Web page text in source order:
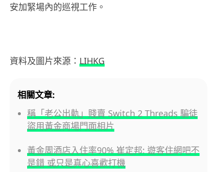
安加緊場內的巡視工作。
資料及圖片來源： LIHKG
相關文章:
稱「老公出軌」賤賣 Switch 2 Threads 騙徒
盜用黃金商場門面相片
黃金周酒店入住率90% 崔定邦: 遊客住網吧不
是錯 或只是真心喜歡打機